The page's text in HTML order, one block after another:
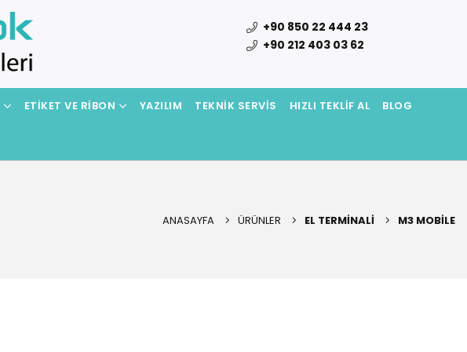
+90 850 22 444 23
+90 212 403 03 62
ETIKET VE RIBON YAZILIM TEKNIK SERVIS HIZLI TEKLIF AL BLOG
ANASAYFA ÜRÜNLER EL TERMINALI M3 MOBILE